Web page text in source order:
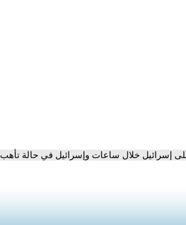
إسرائيل خلال ساعات وإسرائيل في حالة تأهب